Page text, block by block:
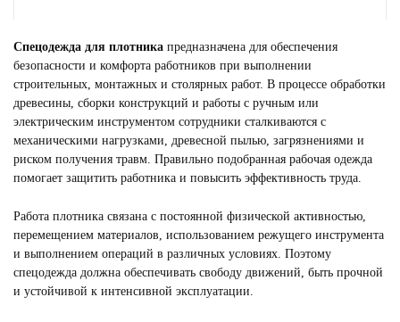
Смотреть
Спецодежда для плотника предназначена для обеспечения
безопасности и комфорта работников при выполнении
строительных, монтажных и столярных работ. В процессе обработки
древесины, сборки конструкций и работы с ручным или
электрическим инструментом сотрудники сталкиваются с
механическими нагрузками, древесной пылью, загрязнениями и
риском получения травм. Правильно подобранная рабочая одежда
помогает защитить работника и повысить эффективность труда.
Работа плотника связана с постоянной физической активностью,
перемещением материалов, использованием режущего инструмента
и выполнением операций в различных условиях. Поэтому
спецодежда должна обеспечивать свободу движений, быть прочной
и устойчивой к интенсивной эксплуатации.